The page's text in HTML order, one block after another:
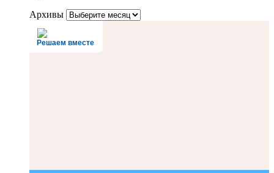
Архивы
Решаем вместе